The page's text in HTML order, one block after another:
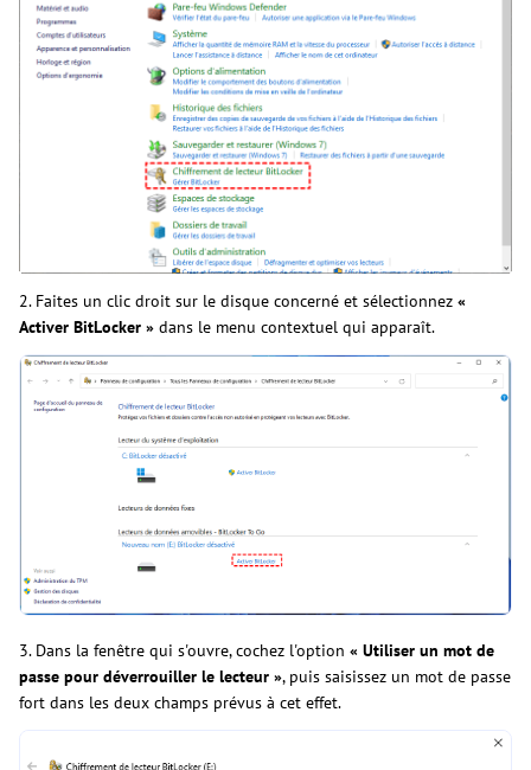
2. Faites un clic droit sur le disque concerné et sélectionnez «
Activer BitLocker » dans le menu contextuel qui apparaît.
3. Dans la fenêtre qui s'ouvre, cochez l'option « Utiliser un mot de
passe pour déverrouiller le lecteur », puis saisissez un mot de passe
fort dans les deux champs prévus à cet effet.